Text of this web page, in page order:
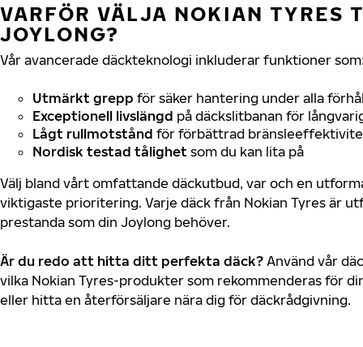
VARFÖR VÄLJA NOKIAN TYRES
JOYLONG?
Vår avancerade däckteknologi inkluderar funktioner
Utmärkt grepp för säker hantering under alla
Exceptionell livslängd på däckslitbanan för
Lågt rullmotstånd för förbättrad
Nordisk testad tålighet som du kan lita på
Välj bland vårt omfattande däckutbud, var och en
viktigaste prioritering. Varje däck från Nokian Tyres är
prestanda som din Joylong behöver.
Är du redo att hitta ditt perfekta däck? Använd vår
vilka Nokian Tyres-produkter som rekommenderas för
eller hitta en återförsäljare nära dig för däckrådgivning.